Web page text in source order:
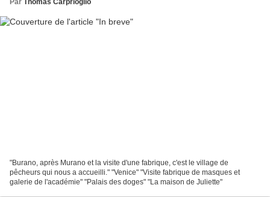
Par Thomas Carprioglio
"Burano, après Murano et la visite d'une fabrique, c'est le village de
pêcheurs qui nous a accueilli." "Venice" "Visite fabrique de masques et
galerie de l'académie" "Palais des doges" "La maison de Juliette"